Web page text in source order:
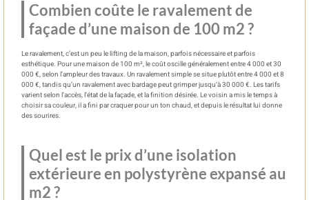
Combien coûte le ravalement de
façade d’une maison de 100 m2 ?
Le ravalement, c’est un peu le lifting de la maison, parfois nécessaire et parfois
esthétique. Pour une maison de 100 m², le coût oscille généralement entre 4 000 et 30
000 €, selon l’ampleur des travaux. Un ravalement simple se situe plutôt entre 4 000 et 8
000 €, tandis qu’un ravalement avec bardage peut grimper jusqu’à 30 000 €. Les tarifs
varient selon l’accès, l’état de la façade, et la finition désirée. Le voisin a mis le temps à
choisir sa couleur, il a fini par craquer pour un ton chaud, et depuis le résultat lui donne
des sourires.
Quel est le prix d’une isolation
extérieure en polystyrène expansé au
m2 ?